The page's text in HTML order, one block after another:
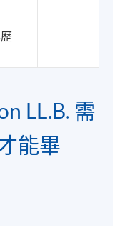
LL.B. 需
能畢